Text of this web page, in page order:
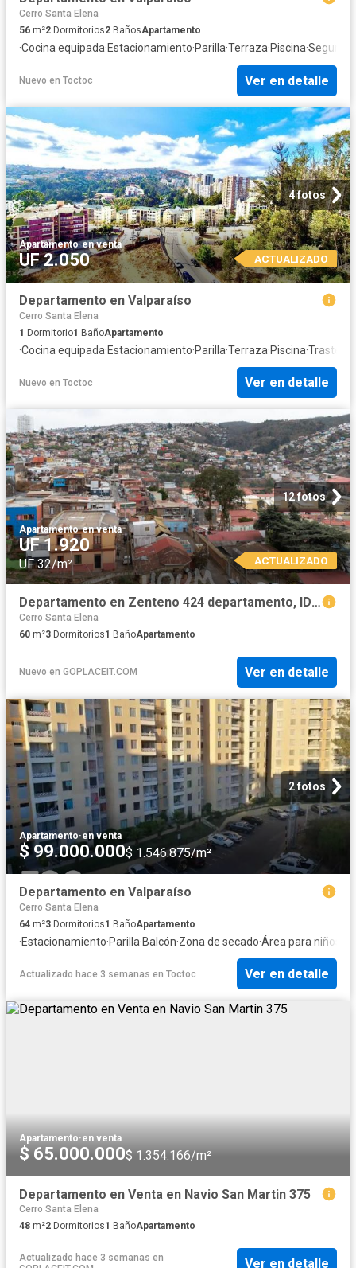
Cerro Santa Elena
56 m²2 Dormitorios2 BañosApartamento
·Cocina equipada·Estacionamiento·Parilla·Terraza·Piscina·
Nuevo en Toctoc Ver en detalle
4 fotos
Apartamento·en venta
UF 2.050 ACTUALIZADO
Departamento en Valparaíso
Cerro Santa Elena
1 Dormitorio1 BañoApartamento
·Cocina equipada·Estacionamiento·Parilla·Terraza·Piscina·Trastero
Nuevo en Toctoc Ver en detalle
12 fotos
Apartamento·en venta
UF 1.920
UF 32/m² ACTUALIZADO
Departamento en Zenteno 424 departamento, ID: 81975S
Cerro Santa Elena
60 m²3 Dormitorios1 BañoApartamento
Nuevo en GOPLACEIT.COM Ver en detalle
2 fotos
Apartamento·en venta
$ 99.000.000$ 1.546.875/m²
Departamento en Valparaíso
Cerro Santa Elena
64 m²3 Dormitorios1 BañoApartamento
·Estacionamiento·Parilla·Balcón·Zona de secado·Área para niños
Actualizado hace 3 semanas en Toctoc Ver en detalle
Apartamento·en venta
$ 65.000.000$ 1.354.166/m²
Departamento en Venta en Navio San Martin 375
Cerro Santa Elena
48 m²2 Dormitorios1 BañoApartamento
Actualizado hace 3 semanas en
Ver en detalle